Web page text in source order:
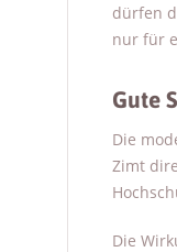
dürfen
nur für
Gute
Die
Zimt
Die